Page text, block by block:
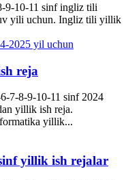
9-10-11 sinf ingliz tili
yili uchun. Ingliz tili yillik
reja
7-8-9-10-11 sinf 2024
yillik ish reja.
yillik...
yillik ish rejalar